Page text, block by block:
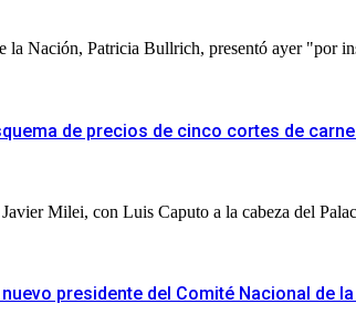
la Nación, Patricia Bullrich, presentó ayer "por
de precios de cinco cortes de
Milei, con Luis Caputo a la cabeza del
presidente del Comité Nacional de la